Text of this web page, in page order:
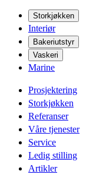
Storkjøkken
Interiør
Bakeriutstyr
Vaskeri
Marine
Prosjektering
Storkjøkken
Referanser
Våre tjenester
Service
Ledig stilling
Artikler